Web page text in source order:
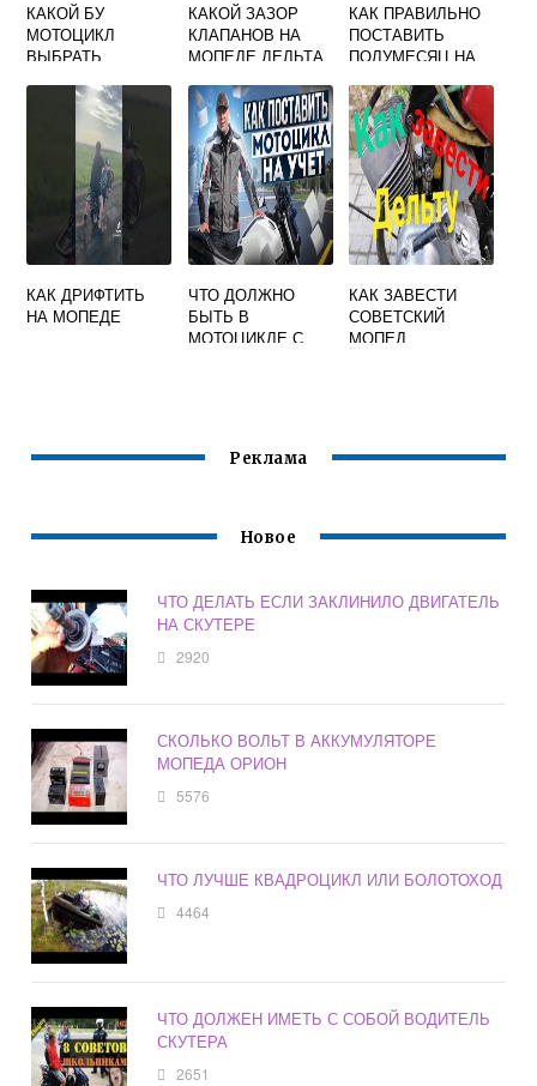
КАКОЙ БУ
МОТОЦИКЛ
ВЫБРАТЬ
КАКОЙ ЗАЗОР
КЛАПАНОВ НА
МОПЕДЕ ДЕЛЬТА
КАК ПРАВИЛЬНО
ПОСТАВИТЬ
ПОЛУМЕСЯЦ НА
КУБОВ
КАК ДРИФТИТЬ
НА МОПЕДЕ
ЧТО ДОЛЖНО
БЫТЬ В
МОТОЦИКЛЕ С
КАК ЗАВЕСТИ
СОВЕТСКИЙ
МОПЕД
Реклама
Новое
ЧТО ДЕЛАТЬ ЕСЛИ ЗАКЛИНИЛО ДВИГАТЕЛЬ
НА СКУТЕРЕ
2920
СКОЛЬКО ВОЛЬТ В АККУМУЛЯТОРЕ
МОПЕДА ОРИОН
5576
ЧТО ЛУЧШЕ КВАДРОЦИКЛ ИЛИ БОЛОТОХОД
4464
ЧТО ДОЛЖЕН ИМЕТЬ С СОБОЙ ВОДИТЕЛЬ
СКУТЕРА
2651